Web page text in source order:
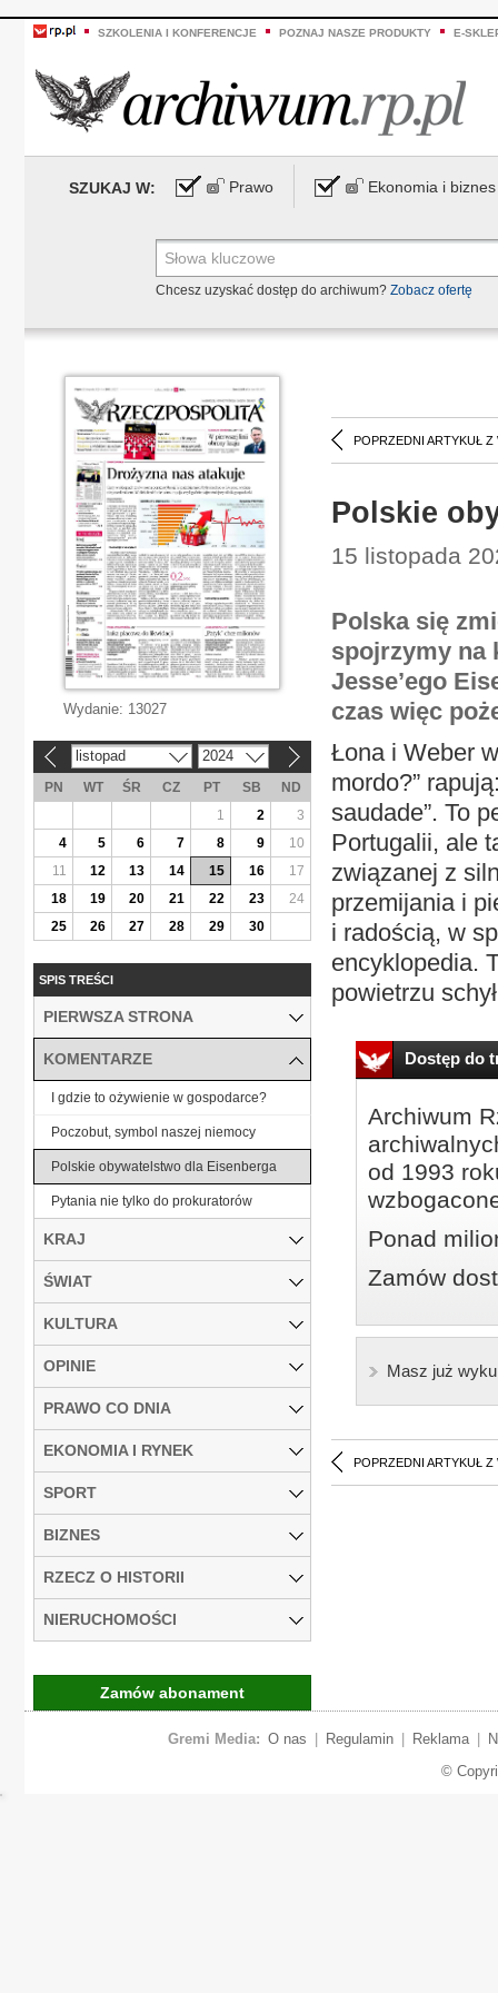
SZKOLENIA I KONFERENCJE POZNAJ NASZE PRODUKTY E-
SZUKAJ W: Prawo Ekonomia i biznes
Chcesz uzyskać dostęp do archiwum? Zobacz ofertę
POPRZEDNI ARTYKUŁ Z
Polskie
15 listopada
Polska się
spojrzymy na
Jesse’ego
czas więc
Łona i Weber
mordo?”
saudade”. To
Portugalii, ale
związanej z
przemijania i
i radością, w
encyklopedia.
powietrzu
Dostęp do
Archiwum
od 1993
Ponad
Zamów
Masz już
POPRZEDNI ARTYKUŁ Z
Wydanie: 13027
listopad 2024
PN WT ŚR CZ PT SB
ND
1
2
3
4
5 6 7 8 9
10
11
12 13 14 15 16
17
18
19 20 21 22 23
24
25
26 27 28 29 30
SPIS TREŚCI
PIERWSZA STRONA
KOMENTARZE
I gdzie to ożywienie w gospodarce?
Poczobut, symbol naszej niemocy
Polskie obywatelstwo dla Eisenberga
Pytania nie tylko do prokuratorów
KRAJ
ŚWIAT
KULTURA
OPINIE
PRAWO CO DNIA
EKONOMIA I RYNEK
SPORT
BIZNES
RZECZ O HISTORII
NIERUCHOMOŚCI
Zamów abonament
Gremi Media: O nas Regulamin Reklama
©